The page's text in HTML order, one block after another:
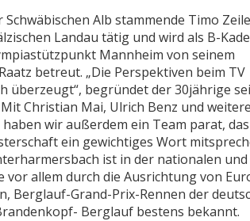
Alb stammende Timo
Landau tätig und wird als B-
Mannheim von seinem
betreut. „Die Perspektiven beim TV
überzeugt“, begründet der 30jährige
Christian Mai, Ulrich Benz und
wir außerdem ein Team parat,
ein gewichtiges Wort
ist in der nationalen und
allem durch die Ausrichtung von
Berglauf-Grand-Prix-Rennen der
Berglauf bestens bekannt.